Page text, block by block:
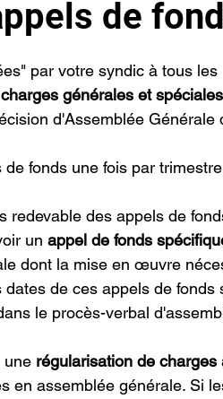
de
par votre syndic à tous les
charges générales et
d'Assemblée Générale
de fonds une fois par
redevable des appels de
un appel de fonds
dont la mise en œuvre
de ces appels de fonds
le procès-verbal
une régularisation de charges
en assemblée générale. Si